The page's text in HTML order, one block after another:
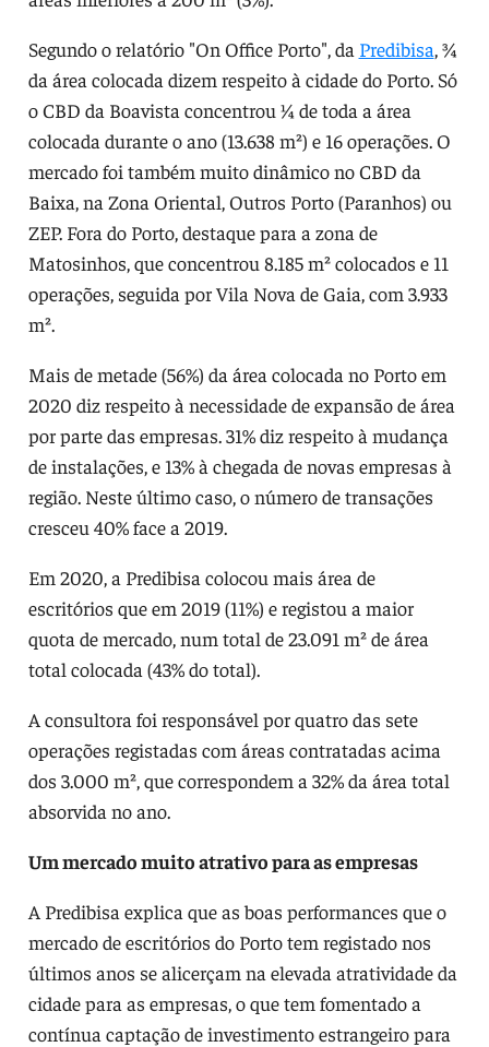
Segundo o relatório "On Office Porto", da Predibisa, ¾
da área colocada dizem respeito à cidade do Porto. Só
o CBD da Boavista concentrou ¼ de toda a área
colocada durante o ano (13.638 m²) e 16 operações. O
mercado foi também muito dinâmico no CBD da
Baixa, na Zona Oriental, Outros Porto (Paranhos) ou
ZEP. Fora do Porto, destaque para a zona de
Matosinhos, que concentrou 8.185 m² colocados e 11
operações, seguida por Vila Nova de Gaia, com 3.933
m².
Mais de metade (56%) da área colocada no Porto em
2020 diz respeito à necessidade de expansão de área
por parte das empresas. 31% diz respeito à mudança
de instalações, e 13% à chegada de novas empresas à
região. Neste último caso, o número de transações
cresceu 40% face a 2019.
Em 2020, a Predibisa colocou mais área de
escritórios que em 2019 (11%) e registou a maior
quota de mercado, num total de 23.091 m² de área
total colocada (43% do total).
A consultora foi responsável por quatro das sete
operações registadas com áreas contratadas acima
dos 3.000 m², que correspondem a 32% da área total
absorvida no ano.
Um mercado muito atrativo para as empresas
A Predibisa explica que as boas performances que o
mercado de escritórios do Porto tem registado nos
últimos anos se alicerçam na elevada atratividade da
cidade para as empresas, o que tem fomentado a
contínua captação de investimento estrangeiro para